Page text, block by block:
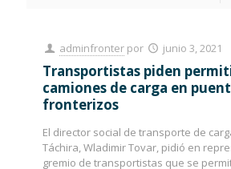
adminfronter por junio 3, 2021
Transportistas piden
camiones de carga en
fronterizos
El director social de transporte de
Táchira, Wladimir Tovar, pidió en
gremio de transportistas que se